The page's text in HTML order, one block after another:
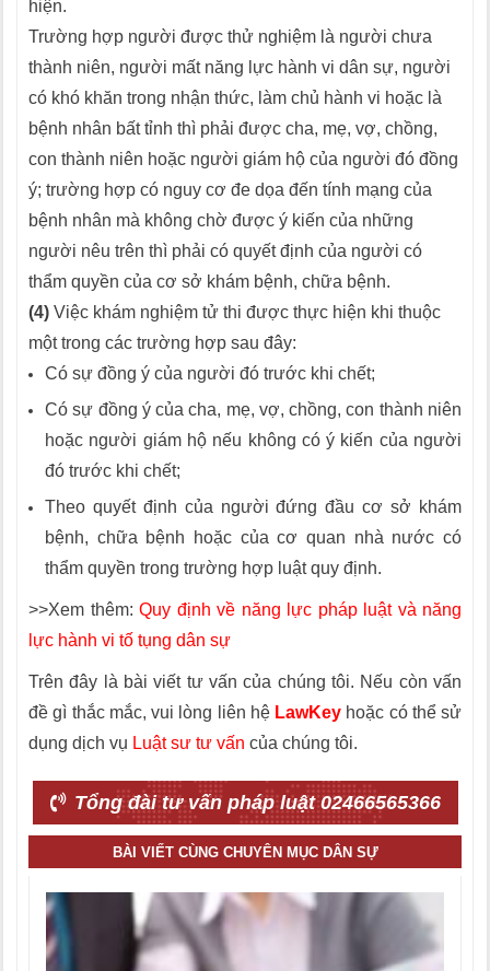
hiện.
Trường hợp người được thử nghiệm là người chưa
thành niên, người mất năng lực hành vi dân sự, người
có khó khăn trong nhận thức, làm chủ hành vi hoặc là
bệnh nhân bất tỉnh thì phải được cha, mẹ, vợ, chồng,
con thành niên hoặc người giám hộ của người đó đồng
ý; trường hợp có nguy cơ đe dọa đến tính mạng của
bệnh nhân mà không chờ được ý kiến của những
người nêu trên thì phải có quyết định của người có
thẩm quyền của cơ sở khám bệnh, chữa bệnh.
(4) Việc khám nghiệm tử thi được thực hiện khi thuộc
một trong các trường hợp sau đây:
Có sự đồng ý của người đó trước khi chết;
Có sự đồng ý của cha, mẹ, vợ, chồng, con thành niên
hoặc người giám hộ nếu không có ý kiến của người
đó trước khi chết;
Theo quyết định của người đứng đầu cơ sở khám
bệnh, chữa bệnh hoặc của cơ quan nhà nước có
thẩm quyền trong trường hợp luật quy định.
>>Xem thêm: Quy định về năng lực pháp luật và năng
lực hành vi tố tụng dân sự
Trên đây là bài viết tư vấn của chúng tôi. Nếu còn vấn
đề gì thắc mắc, vui lòng liên hệ LawKey hoặc có thể sử
dụng dịch vụ Luật sư tư vấn của chúng tôi.
Tổng đài tư vấn pháp luật 02466565366
BÀI VIẾT CÙNG CHUYÊN MỤC DÂN SỰ